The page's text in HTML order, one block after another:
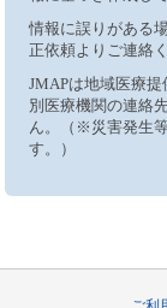
情報に誤りがある
正依頼よりご連絡
JMAPは地域医療
別医療機関の連絡
ん。（※災害発生
す。）